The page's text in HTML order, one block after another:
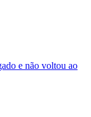
e não voltou ao